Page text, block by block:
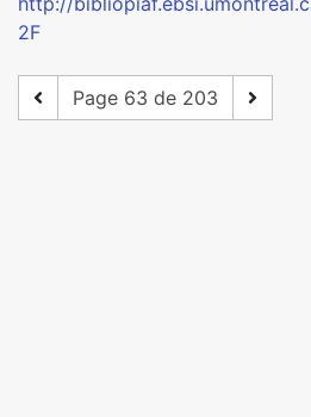
2F
Page 63 de 203